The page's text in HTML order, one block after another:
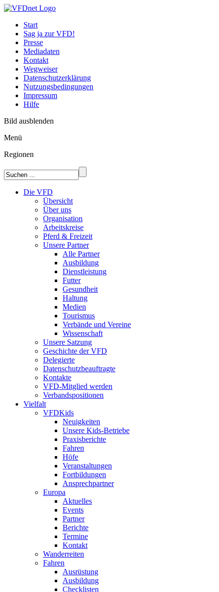
Start
Sag ja zur VFD!
Presse
Mediadaten
Kontakt
Wegweiser
Datenschutzerklärung
Nutzungsbedingungen
Impressum
Hilfe
Bild ausblenden
Menü
Regionen
Die VFD
Übersicht
Über uns
Organisation
Arbeitskreise
Pferd & Freizeit
Unsere Partner
Alle Partner
Ausbildung
Dienstleistung
Futter
Gesundheit
Haltung
Medien
Tourismus
Verbände und Vereine
Wissenschaft
Unsere Satzung
Geschichte der VFD
Delegierte
Datenschutzbeauftragte
Kontakte
VFD-Mitglied werden
Verbandspositionen
Vielfalt
VFDKids
Neuigkeiten
Unsere Kids-Betriebe
Praxisberichte
Fahren
Höfe
Veranstaltungen
Fortbildungen
Ansprechpartner
Europa
Aktuelles
Events
Partner
Berichte
Termine
Kontakt
Wanderreiten
Fahren
Ausrüstung
Ausbildung
Checklisten